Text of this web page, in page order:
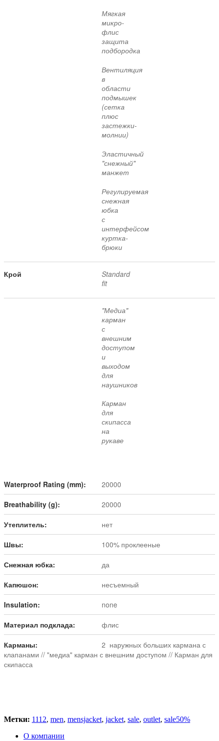
Мягкая
микро-
флис
защита
подбородка
Вентиляция
в
области
подмышек
(сетка
плюс
застежки-
молнии)
Эластичный
"снежный"
манжет
Регулируемая
снежная
юбка
с
интерфейсом
куртка-
брюки
Крой
Standard
fit
"Медиа"
карман
с
внешним
доступом
и
выходом
для
наушников
Карман
для
скипасса
на
рукаве
Waterproof Rating (mm): 20000
Breathability (g): 20000
Утеплитель: нет
Швы: 100% проклееные
Снежная юбка: да
Капюшон: несъемный
Insulation: none
Материал подклада: флис
Карманы:
2 наружных больших кармана с
клапанами // "медиа" карман с внешним доступом // Карман для
скипасса
Метки: 1112, men, mensjacket, jacket, sale, outlet, sale50%
О компании